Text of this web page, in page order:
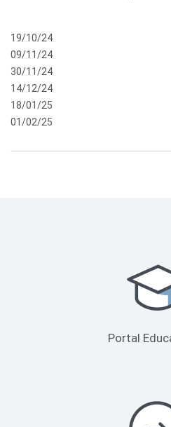
19/10/24
09/11/24
30/11/24
14/12/24
18/01/25
01/02/25
Portal